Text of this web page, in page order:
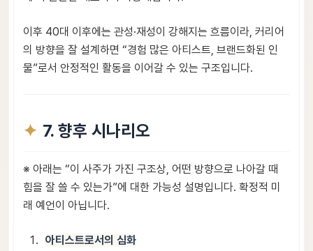
이후 40대 이후에는 관성·재성이 강해지는 흐름이라, 커리어
의 방향을 잘 설계하면 “경험 많은 아티스트, 브랜드화된 인
물”로서 안정적인 활동을 이어갈 수 있는 구조입니다.
7. 향후 시나리오
※ 아래는 “이 사주가 가진 구조상, 어떤 방향으로 나아갈 때
힘을 잘 쓸 수 있는가”에 대한 가능성 설명입니다. 확정적 미
래 예언이 아닙니다.
아티스트로서의 심화